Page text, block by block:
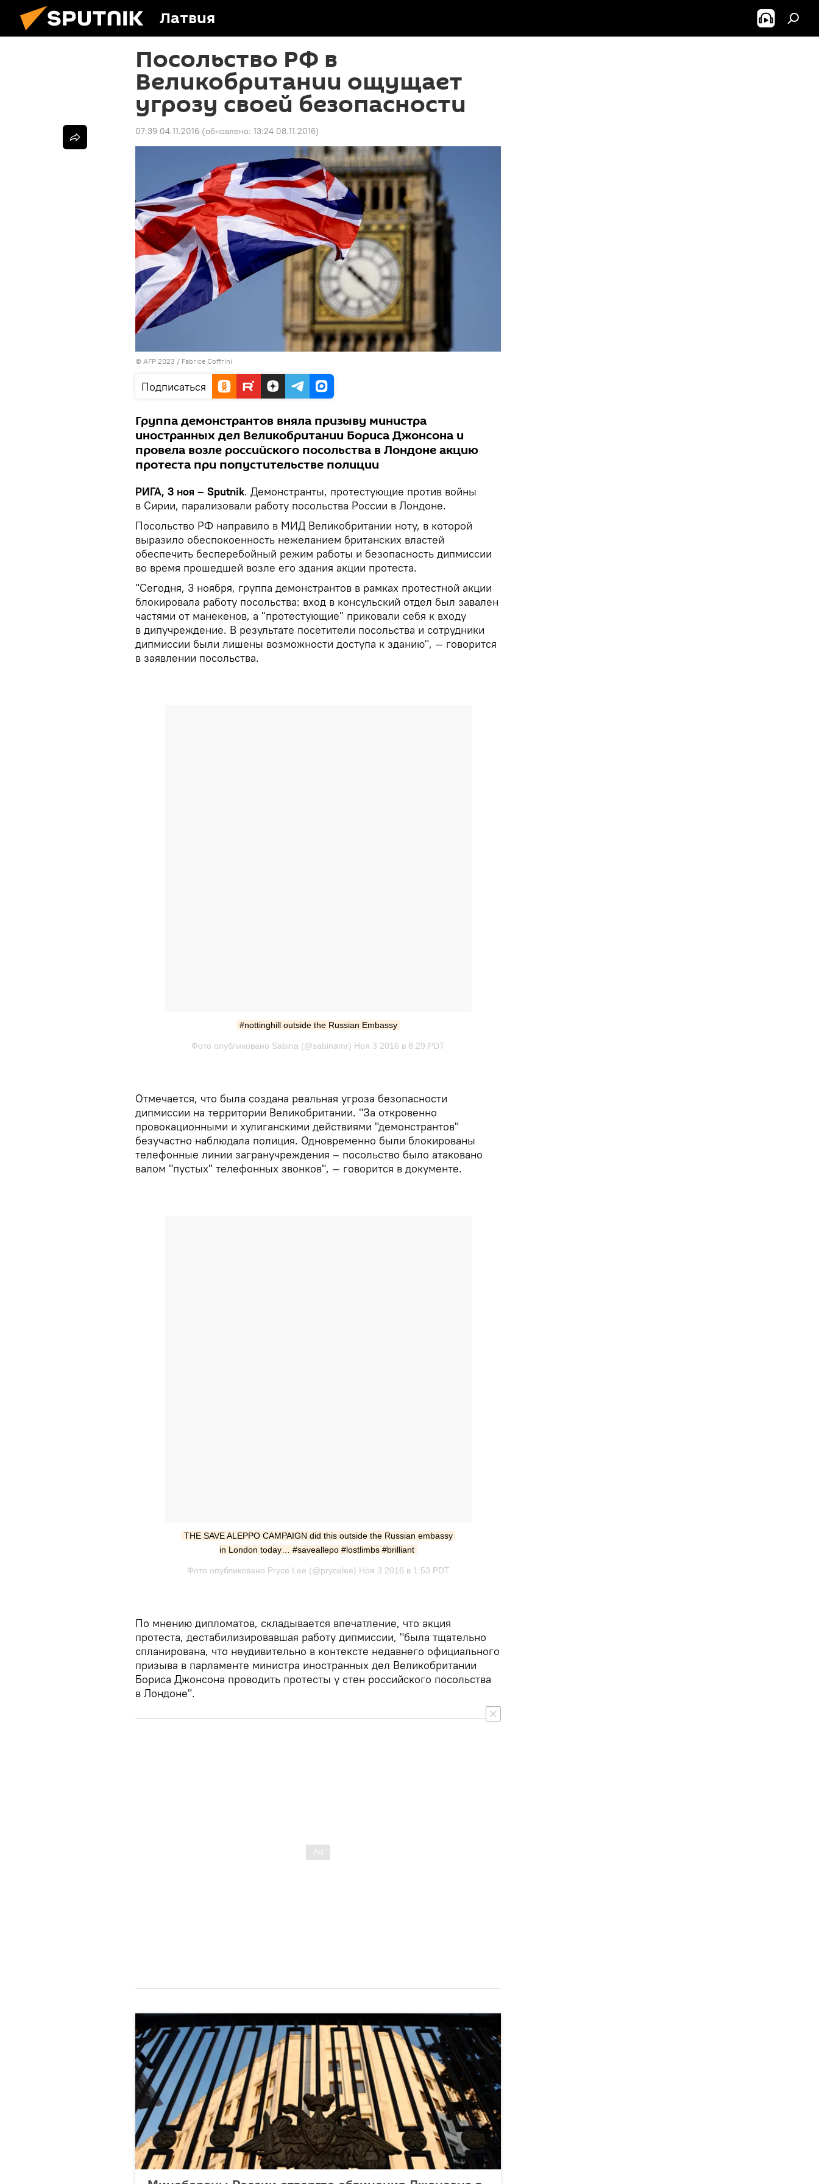
Латвия
Посольство РФ в
Великобритании ощущает
угрозу своей безопасности
07:39 04.11.2016 (обновлено: 13:24 08.11.2016)
© AFP 2023 / Fabrice Coffrini
Подписаться
Группа демонстрантов вняла призыву министра
иностранных дел Великобритании Бориса Джонсона и
провела возле российского посольства в Лондоне акцию
протеста при попустительстве полиции
РИГА, 3 ноя – Sputnik. Демонстранты, протестующие против войны
в Сирии, парализовали работу посольства России в Лондоне.
Посольство РФ направило в МИД Великобритании ноту, в которой
выразило обеспокоенность нежеланием британских властей
обеспечить бесперебойный режим работы и безопасность дипмиссии
во время прошедшей возле его здания акции протеста.
"Сегодня, 3 ноября, группа демонстрантов в рамках протестной акции
блокировала работу посольства: вход в консульский отдел был завален
частями от манекенов, а "протестующие" приковали себя к входу
в дипучреждение. В результате посетители посольства и сотрудники
дипмиссии были лишены возможности доступа к зданию", — говорится
в заявлении посольства.
#nottinghill outside the Russian Embassy
Фото опубликовано Sabina (@sabinamr) Ноя 3 2016 в 8:29 PDT
Отмечается, что была создана реальная угроза безопасности
дипмиссии на территории Великобритании. "За откровенно
провокационными и хулиганскими действиями "демонстрантов"
безучастно наблюдала полиция. Одновременно были блокированы
телефонные линии загранучреждения – посольство было атаковано
валом "пустых" телефонных звонков", — говорится в документе.
THE SAVE ALEPPO CAMPAIGN did this outside the Russian embassy
in London today… #saveallepo #lostlimbs #brilliant
Фото опубликовано Pryce Lee (@prycelee) Ноя 3 2016 в 1:53 PDT
По мнению дипломатов, складывается впечатление, что акция
протеста, дестабилизировавшая работу дипмиссии, "была тщательно
спланирована, что неудивительно в контексте недавнего официального
призыва в парламенте министра иностранных дел Великобритании
Бориса Джонсона проводить протесты у стен российского посольства
в Лондоне".